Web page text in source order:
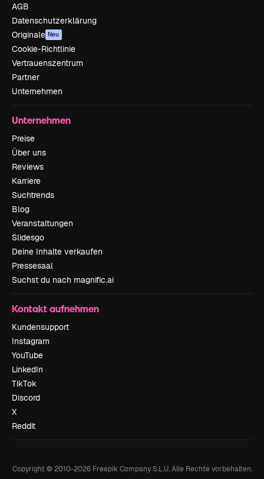
AGB
Datenschutzerklärung
Originale Neu
Cookie-Richtlinie
Vertrauenszentrum
Partner
Unternehmen
Unternehmen
Preise
Über uns
Reviews
Karriere
Suchtrends
Blog
Veranstaltungen
Slidesgo
Deine Inhalte verkaufen
Pressesaal
Suchst du nach magnific.ai
Kontakt aufnehmen
Kundensupport
Instagram
YouTube
LinkedIn
TikTok
Discord
X
Reddit
Copyright © 2010-2026Freepik Company S.L.U. Alle Rechte vorbehalten.